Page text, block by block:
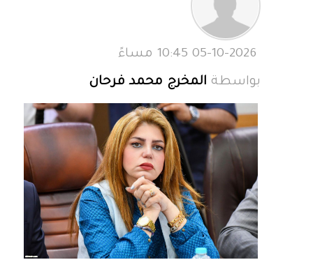
بواسطة المخرج محمد فرحان